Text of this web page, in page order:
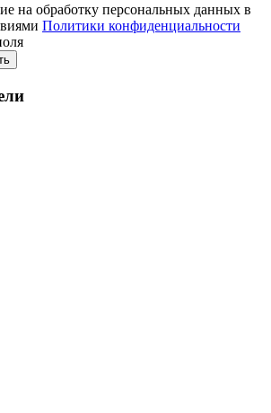
на обработку персональных данных в
Политики конфиденциальности